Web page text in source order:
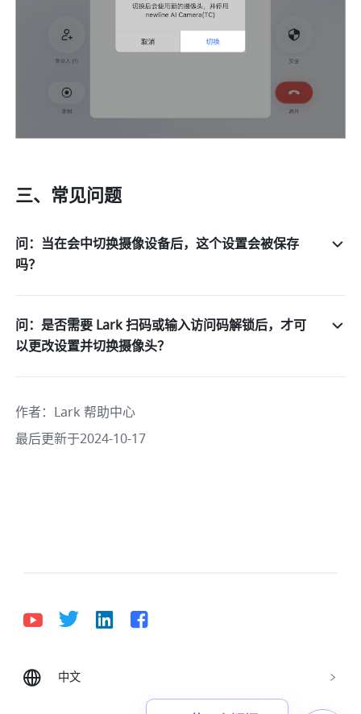
三、常见问题
问：当在会中切换摄像设备后，这个设置会被保存
吗？
问：是否需要 Lark 扫码或输入访问码解锁后，才可
以更改设置并切换摄像头？
作者： Lark 帮助中心
最后更新于2024-10-17
中文
Deutsch English